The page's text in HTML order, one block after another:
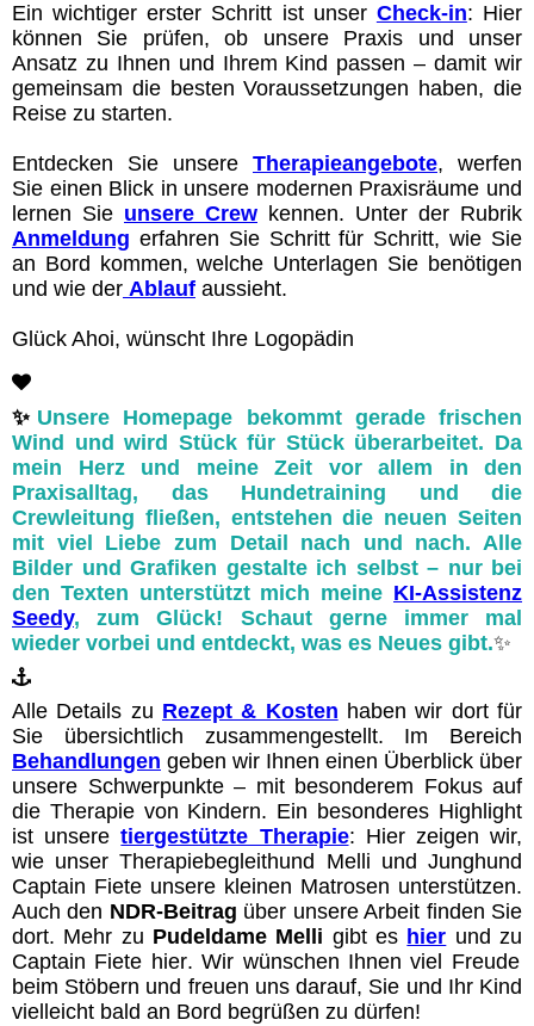
Ein wichtiger erster Schritt ist unser Check-in: Hier
können Sie prüfen, ob unsere Praxis und unser
Ansatz zu Ihnen und Ihrem Kind passen – damit wir
gemeinsam die besten Voraussetzungen haben, die
Reise zu starten.
Entdecken Sie unsere Therapieangebote, werfen
Sie einen Blick in unsere modernen Praxisräume und
lernen Sie unsere Crew kennen. Unter der Rubrik
Anmeldung erfahren Sie Schritt für Schritt, wie Sie
an Bord kommen, welche Unterlagen Sie benötigen
und wie der Ablauf aussieht.
Glück Ahoi, wünscht Ihre Logopädin
✨ Unsere Homepage bekommt gerade frischen
Wind und wird Stück für Stück überarbeitet. Da
mein Herz und meine Zeit vor allem in den
Praxisalltag, das Hundetraining und die
Crewleitung fließen, entstehen die neuen Seiten
mit viel Liebe zum Detail nach und nach. Alle
Bilder und Grafiken gestalte ich selbst – nur bei
den Texten unterstützt mich meine KI-Assistenz
Seedy, zum Glück! Schaut gerne immer mal
wieder vorbei und entdeckt, was es Neues gibt.✨
Alle Details zu Rezept & Kosten haben wir dort für
Sie übersichtlich zusammengestellt. Im Bereich
Behandlungen geben wir Ihnen einen Überblick über
unsere Schwerpunkte – mit besonderem Fokus auf
die Therapie von Kindern. Ein besonderes Highlight
ist unseretiergestützte Therapie: Hier zeigen wir,
wie unser Therapiebegleithund Melli und Junghund
Captain Fiete unsere kleinen Matrosen unterstützen.
Auch den NDR-Beitrag über unsere Arbeit finden Sie
dort. Mehr zu Pudeldame Melli gibt es hier und zu
Captain Fiete hier. Wir wünschen Ihnen viel Freude
beim Stöbern und freuen uns darauf, Sie und Ihr Kind
vielleicht bald an Bord begrüßen zu dürfen!